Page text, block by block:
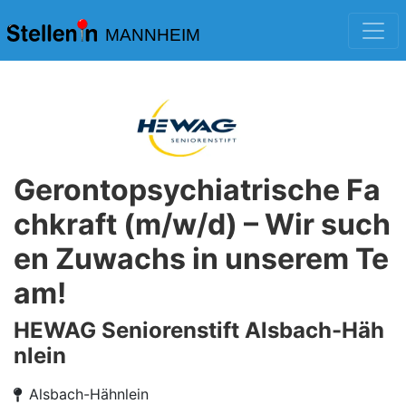
MANNHEIM
Gerontopsychiatrische Fa
chkraft (m/w/d) – Wir such
en Zuwachs in unserem Te
am!
HEWAG Seniorenstift Alsbach-Häh
nlein
Alsbach-Hähnlein